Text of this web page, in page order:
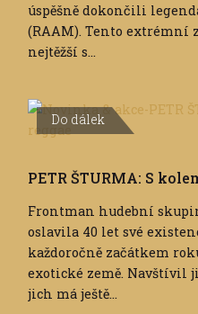
úspěšně dokončili
(RAAM). Tento extrémní
nejtěžší s...
Do dálek
PETR ŠTURMA: S
Frontman hudební
oslavila 40 let své
každoročně začátkem
exotické země. Navštívil
jich má ještě...